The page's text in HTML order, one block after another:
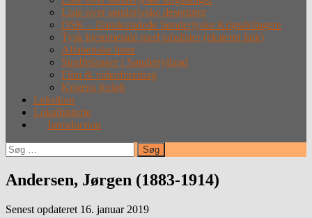
Liste over sønderjyske desertører
DSK – Dansksindede Sønderjyske Krigsdeltagere
Tysk hjemmeside med tabslister (eksternt link)
Alfabetiske lister
Straffefanger i Sønderjylland
Film & videoforedrag
Krigens forløb
Leksikon
Lokalhistorie
Introduction
Søg
efter:
Andersen, Jørgen (1883-1914)
Senest opdateret 16. januar 2019